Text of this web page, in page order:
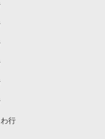
行